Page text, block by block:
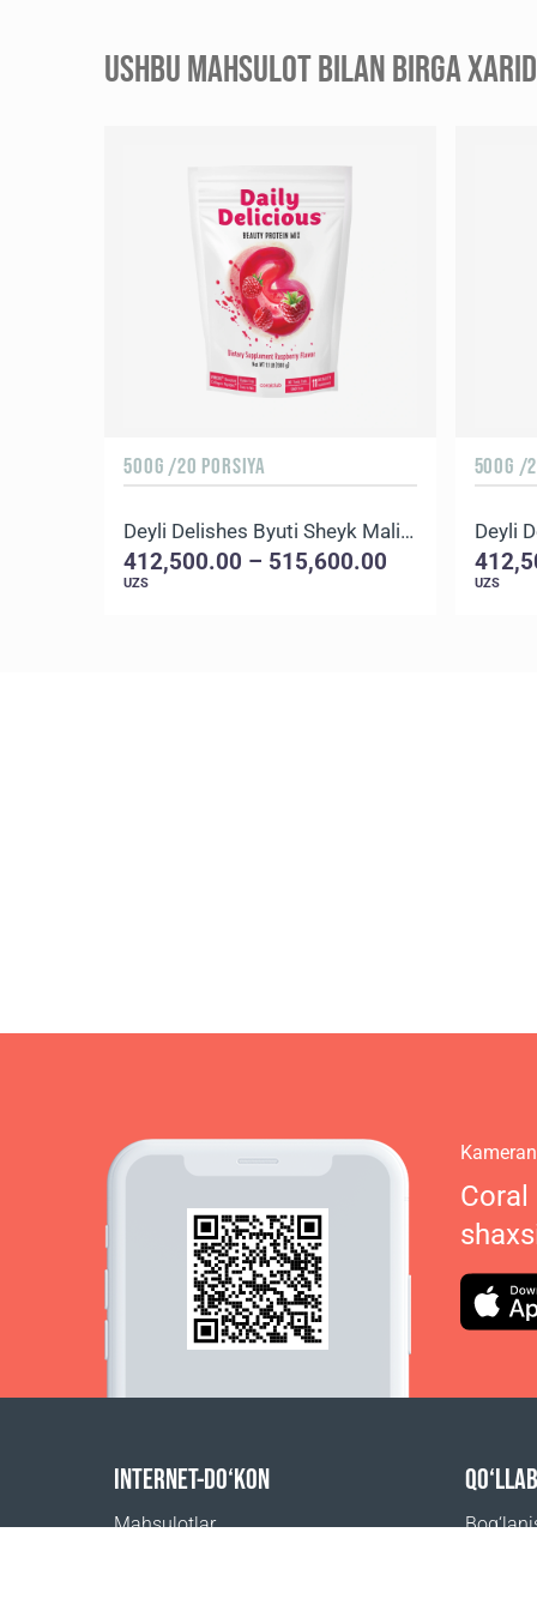
USHBU MAHSULOT BILAN BIRGA
500G /20 PORSIYA
Deyli Delishes Byuti Sheyk Malina
412,500.00 – 515,600.00
UZS
500G /
Deyli
UZS
INTERNET-DO‘KON
Mahsulotlar